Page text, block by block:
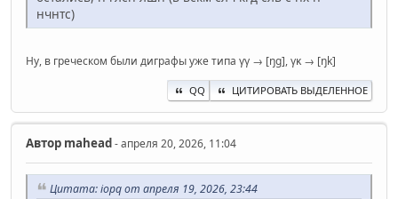
нчнтс)
Ну, в греческом были диграфы уже типа γγ → [ŋg], γκ → [ŋk]
QQ ЦИТИРОВАТЬ ВЫДЕЛЕННОЕ
Автор mahead- апреля 20, 2026, 11:04
Цитата: iopq от апреля 19, 2026, 23:44